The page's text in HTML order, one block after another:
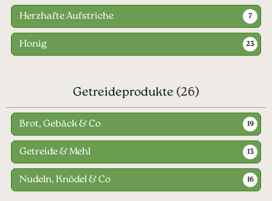
Herzhafte Aufstriche 7
Honig 23
Getreideprodukte (26)
Brot, Gebäck & Co 19
Getreide & Mehl 13
Nudeln, Knödel & Co 16